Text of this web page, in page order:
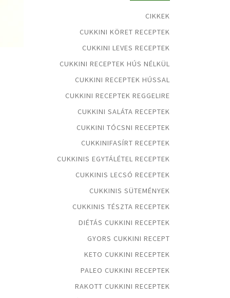
CIKKEK
CUKKINI KÖRET RECEPTEK
CUKKINI LEVES RECEPTEK
CUKKINI RECEPTEK HÚS NÉLKÜL
CUKKINI RECEPTEK HÚSSAL
CUKKINI RECEPTEK REGGELIRE
CUKKINI SALÁTA RECEPTEK
CUKKINI TÓCSNI RECEPTEK
CUKKINIFASÍRT RECEPTEK
CUKKINIS EGYTÁLÉTEL RECEPTEK
CUKKINIS LECSÓ RECEPTEK
CUKKINIS SÜTEMÉNYEK
CUKKINIS TÉSZTA RECEPTEK
DIÉTÁS CUKKINI RECEPTEK
GYORS CUKKINI RECEPT
KETO CUKKINI RECEPTEK
PALEO CUKKINI RECEPTEK
RAKOTT CUKKINI RECEPTEK